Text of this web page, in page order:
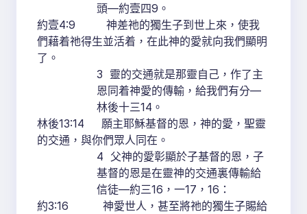
頭—約壹四9。
約壹4:9 神差祂的獨生子到世上來，使我
們藉着祂得生並活着，在此神的愛就向我們顯明
了。
3 靈的交通就是那靈自己，作了主
恩同着神愛的傳輸，給我們有分—
林後十三14。
林後13:14 願主耶穌基督的恩，神的愛，聖靈
的交通，與你們眾人同在。
4 父神的愛彰顯於子基督的恩，子
基督的恩是在靈神的交通裏傳輸給
信徒—約三16，一17，16：
約3:16 神愛世人，甚至將祂的獨生子賜給